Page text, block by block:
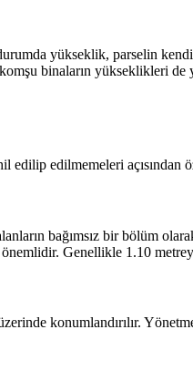
yükseklik, parselin
binaların yükseklikleri de
edilip edilmemeleri açısından
bağımsız bir bölüm
Genellikle 1.10
konumlandırılır.